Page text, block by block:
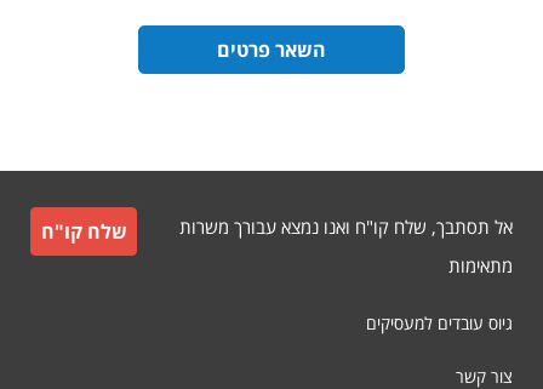
השאר פרטים
אל תסתבך, שלח קו"ח ואנו נמצא עבורך משרות
מתאימות
שלח קו"ח
גיוס עובדים למעסיקים
צור קשר